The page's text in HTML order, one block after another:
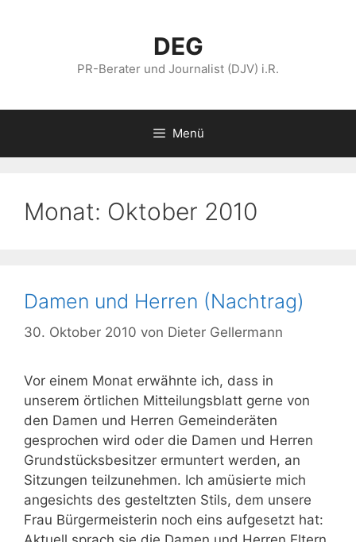
DEG
PR-Berater und Journalist (DJV) i.R.
Menü
Monat: Oktober 2010
Damen und Herren (Nachtrag)
30. Oktober 2010 von Dieter Gellermann
Vor einem Monat erwähnte ich, dass in
unserem örtlichen Mitteilungsblatt gerne von
den Damen und Herren Gemeinderäten
gesprochen wird oder die Damen und Herren
Grundstücksbesitzer ermuntert werden, an
Sitzungen teilzunehmen. Ich amüsierte mich
angesichts des gesteltzten Stils, dem unsere
Frau Bürgermeisterin noch eins aufgesetzt hat: